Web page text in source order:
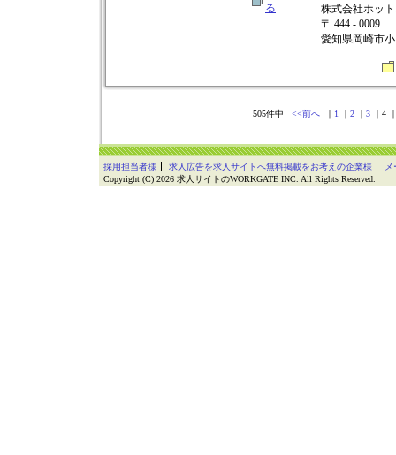
る
株式会社ホッ
〒 444 - 0009
愛知県岡崎市
505件中 <<前へ ｜ 1 ｜ 2 ｜ 3 ｜4
採用担当者様 求人広告を求人サイトへ無料掲載をお考えの企業様
Copyright (C) 2026 求人サイトのWORKGATE INC. All Rights Reserved.